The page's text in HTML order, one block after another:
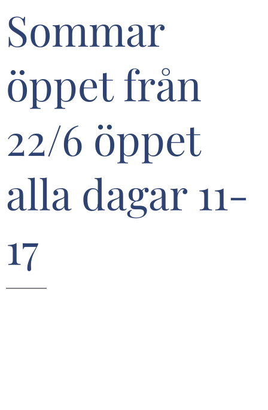
Sommar
öppet från
22/6 öppet
alla dagar 11-
17